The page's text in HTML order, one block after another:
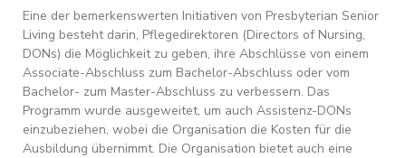
Eine der bemerkenswerten Initiativen von Presbyterian Senior
Living besteht darin, Pflegedirektoren (Directors of Nursing,
DONs) die Möglichkeit zu geben, ihre Abschlüsse von einem
Associate-Abschluss zum Bachelor-Abschluss oder vom
Bachelor- zum Master-Abschluss zu verbessern. Das
Programm wurde ausgeweitet, um auch Assistenz-DONs
einzubeziehen, wobei die Organisation die Kosten für die
Ausbildung übernimmt. Die Organisation bietet auch eine